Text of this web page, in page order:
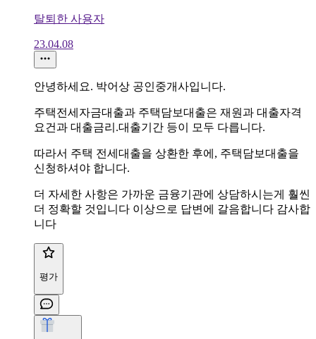
탈퇴한 사용자
23.04.08
안녕하세요. 박어상 공인중개사입니다.
주택전세자금대출과 주택담보대출은 재원과 대출자격
요건과 대출금리.대출기간 등이 모두 다릅니다.
따라서 주택 전세대출을 상환한 후에, 주택담보대출을
신청하셔야 합니다.
더 자세한 사항은 가까운 금융기관에 상담하시는게 훨씬
더 정확할 것입니다 이상으로 답변에 갈음합니다 감사합
니다
평가